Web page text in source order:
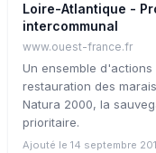
Loire-Atlantique -
intercommunal
www.ouest-france.fr
Un ensemble
restauration des
Natura 2000, la
prioritaire.
Ajouté le 14 septembre